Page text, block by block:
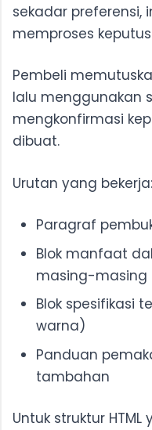
sekadar preferensi,
memproses
Pembeli
lalu menggunakan
mengkonfirmasi
dibuat.
Urutan yang bekerja:
Paragraf
Blok manfaat
masing-masing
Blok spesifikasi
warna)
Panduan
tambahan
Untuk struktur